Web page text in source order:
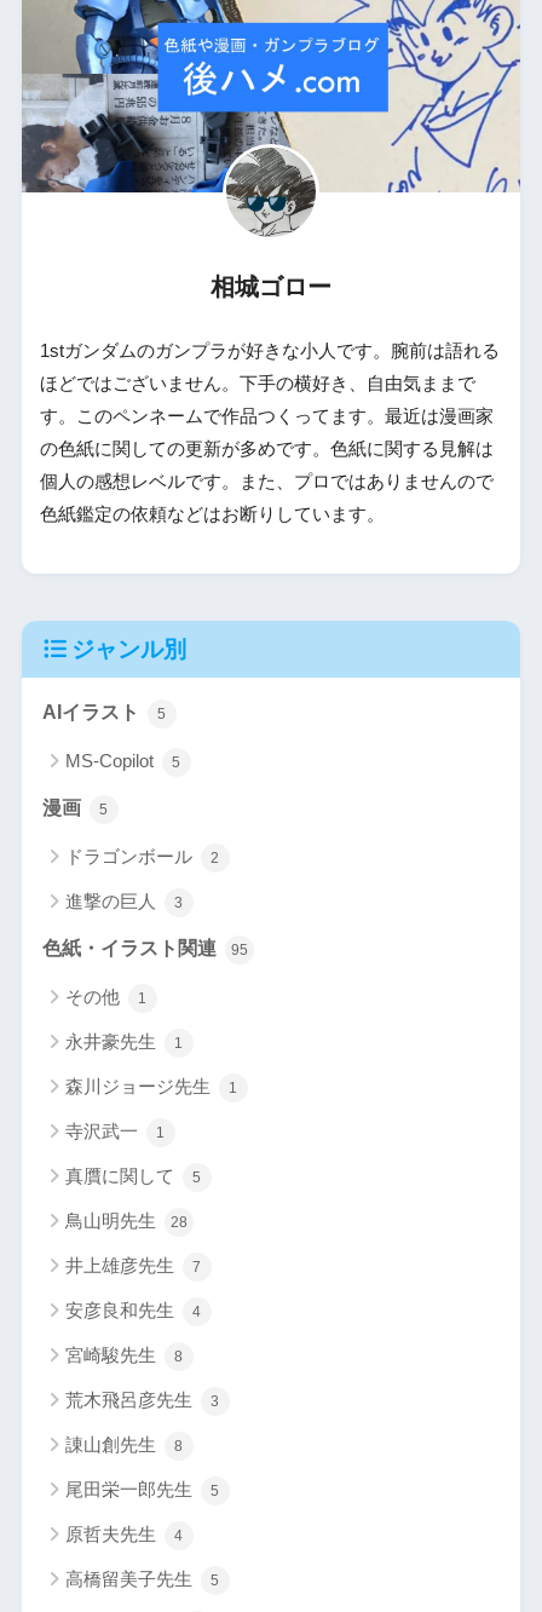
相城ゴロー
1stガンダムのガンプラが好きな小人です。腕前は語れる
ほどではございません。下手の横好き、自由気ままで
す。このペンネームで作品つくってます。最近は漫画家
の色紙に関しての更新が多めです。色紙に関する見解は
個人の感想レベルです。また、プロではありませんので
色紙鑑定の依頼などはお断りしています。
ジャンル別
AIイラスト 5
MS-Copilot 5
漫画 5
ドラゴンボール 2
進撃の巨人 3
色紙・イラスト関連 95
その他 1
永井豪先生 1
森川ジョージ先生 1
寺沢武一 1
真贋に関して 5
鳥山明先生 28
井上雄彦先生 7
安彦良和先生 4
宮崎駿先生 8
荒木飛呂彦先生 3
諌山創先生 8
尾田栄一郎先生 5
原哲夫先生 4
高橋留美子先生 5